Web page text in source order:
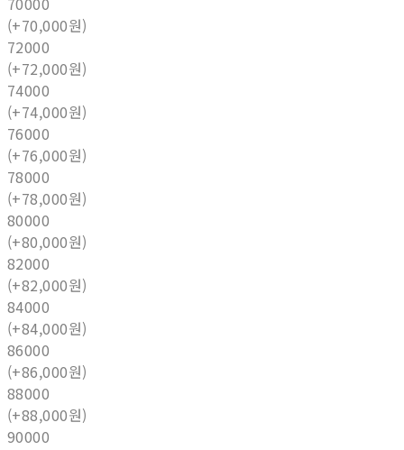
(+70,000원)
72000
(+72,000원)
74000
(+74,000원)
76000
(+76,000원)
78000
(+78,000원)
80000
(+80,000원)
82000
(+82,000원)
84000
(+84,000원)
86000
(+86,000원)
88000
(+88,000원)
90000